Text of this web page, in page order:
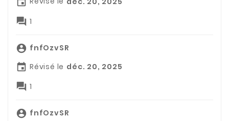
 1
 fnfOzvSR
 Révisé le déc. 20, 2025
 1
 fnfOzvSR